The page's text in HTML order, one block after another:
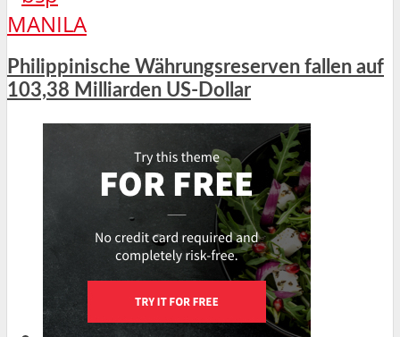
MANILA
Philippinische Währungsreserven fallen auf
103,38 Milliarden US-Dollar